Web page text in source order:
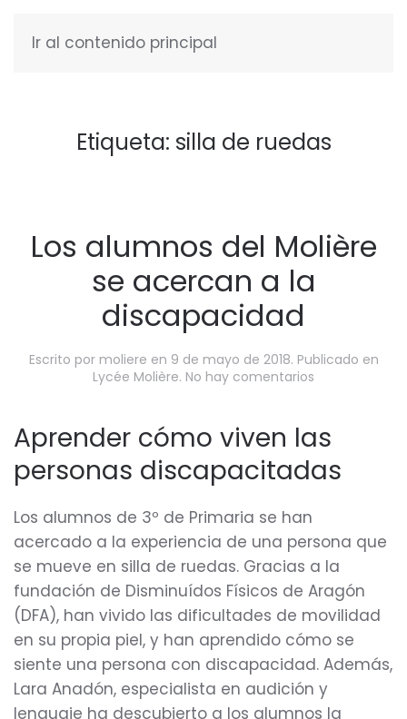
Ir al contenido principal
Etiqueta: silla de ruedas
Los alumnos del Molière
se acercan a la
discapacidad
Escrito por moliere en 9 de mayo de 2018. Publicado en
Lycée Molière. No hay comentarios
del
Molière
se
acercan
Aprender cómo viven las
personas discapacitadas
Los alumnos de 3º de Primaria se han
acercado a la experiencia de una persona que
se mueve en silla de ruedas. Gracias a la
fundación de Disminuídos Físicos de Aragón
(DFA), han vivido las dificultades de movilidad
en su propia piel, y han aprendido cómo se
siente una persona con discapacidad. Además,
Lara Anadón, especialista en audición y
lenguaje ha descubierto a los alumnos la